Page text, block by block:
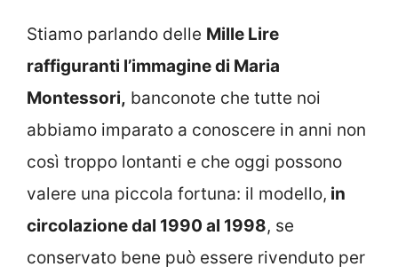
Stiamo parlando delle Mille Lire
raffiguranti l’immagine di Maria
Montessori, banconote che tutte noi
abbiamo imparato a conoscere in anni non
così troppo lontanti e che oggi possono
valere una piccola fortuna: il modello, in
circolazione dal 1990 al 1998, se
conservato bene può essere rivenduto per